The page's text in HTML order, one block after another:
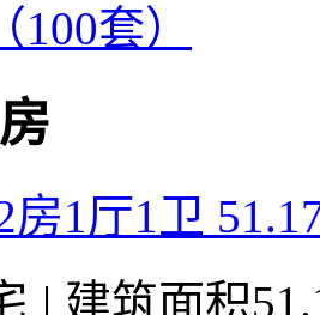
套）
房1厅1卫
| 建筑面积